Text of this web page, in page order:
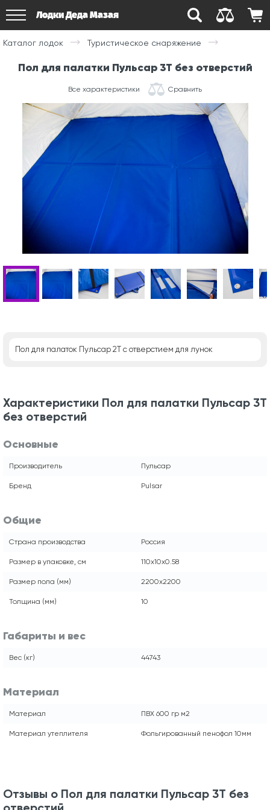
Лодки Деда Мазая
Каталог лодок Туристическое снаряжение
Пол для палатки Пульсар 3Т без отверстий
Все характеристики Сравнить
Пол для палаток Пульсар 2Т с отверстием для лунок
Характеристики Пол для палатки Пульсар 3Т
без отверстий
Основные
Производитель Пульсар
Бренд Pulsar
Общие
Страна производства Россия
Размер в упаковке, см 110x10x0.58
Размер пола (мм) 2200x2200
Толщина (мм) 10
Габариты и вес
Вес (кг) 44743
Материал
Материал ПВХ 600 гр м2
Материал утеплителя Фольгированный пенофол 10мм
Отзывы о Пол для палатки Пульсар 3Т без